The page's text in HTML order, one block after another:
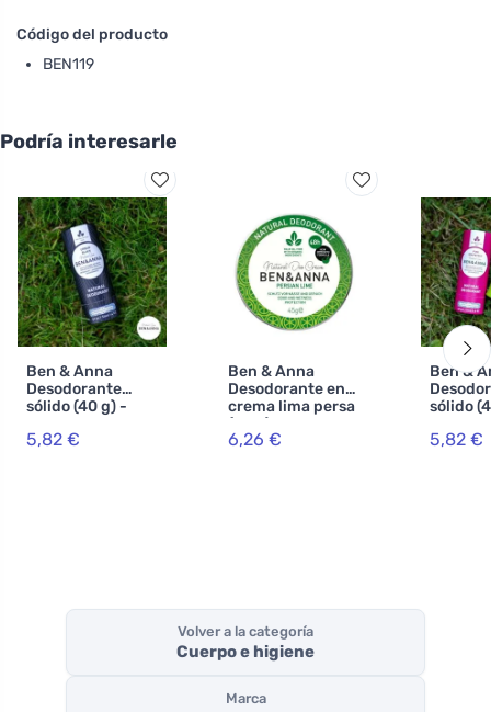
Código del producto
BEN119
Podría interesarle
Ben & Anna
Desodorante
sólido (40 g) -
5,82 €
Ben & Anna
Desodorante en
crema lima persa
(45 g)
6,26 €
Ben &
sólido
5,82 €
Volver a la categoría
Cuerpo e higiene
Marca